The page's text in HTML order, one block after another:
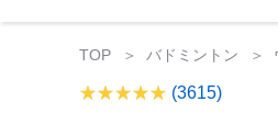
TOP バドミントン
(3615)